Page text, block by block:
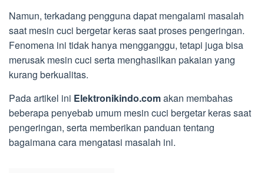
Namun, terkadang pengguna dapat mengalami masalah
saat mesin cuci bergetar keras saat proses pengeringan.
Fenomena ini tidak hanya mengganggu, tetapi juga bisa
merusak mesin cuci serta menghasilkan pakaian yang
kurang berkualitas.
Pada artikel ini Elektronikindo.comakan membahas
beberapa penyebab umum mesin cuci bergetar keras saat
pengeringan, serta memberikan panduan tentang
bagaimana cara mengatasi masalah ini.